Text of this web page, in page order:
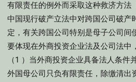
有限责任的例外而采取这种救济方法
中国现行破产立法中对跨国公司破产
定，有关跨国公司特别是母子公司间
要体现在外商投资企业法及公司法中
（1 ）当外商投资企业具备法人条件
外国母公司只负有限责任，除缴清出